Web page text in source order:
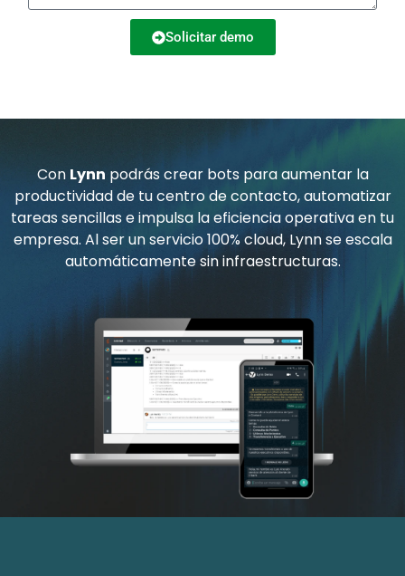
n
i
c
s
Solicitar demo
t
n
a
Con Lynn podrás crear bots para aumentar la
productividad de tu centro de contacto, automatizar
tareas sencillas e impulsa la eficiencia operativa en tu
empresa. Al ser un servicio 100% cloud, Lynn se escala
automáticamente sin infraestructuras.